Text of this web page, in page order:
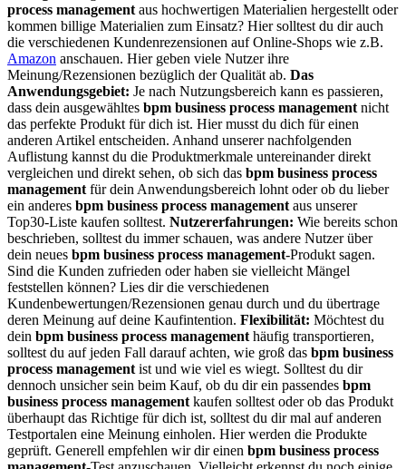
process management aus hochwertigen Materialien hergestellt oder
kommen billige Materialien zum Einsatz? Hier solltest du dir auch
die verschiedenen Kundenrezensionen auf Online-Shops wie z.B.
Amazon anschauen. Hier geben viele Nutzer ihre
Meinung/Rezensionen bezüglich der Qualität ab. Das
Anwendungsgebiet: Je nach Nutzungsbereich kann es passieren,
dass dein ausgewähltes bpm business process management nicht
das perfekte Produkt für dich ist. Hier musst du dich für einen
anderen Artikel entscheiden. Anhand unserer nachfolgenden
Auflistung kannst du die Produktmerkmale untereinander direkt
vergleichen und direkt sehen, ob sich das bpm business process
management für dein Anwendungsbereich lohnt oder ob du lieber
ein anderes bpm business process management aus unserer
Top30-Liste kaufen solltest. Nutzererfahrungen: Wie bereits schon
beschrieben, solltest du immer schauen, was andere Nutzer über
dein neues bpm business process management-Produkt sagen.
Sind die Kunden zufrieden oder haben sie vielleicht Mängel
feststellen können? Lies dir die verschiedenen
Kundenbewertungen/Rezensionen genau durch und du übertrage
deren Meinung auf deine Kaufintention. Flexibilität: Möchtest du
dein bpm business process management häufig transportieren,
solltest du auf jeden Fall darauf achten, wie groß das bpm business
process management ist und wie viel es wiegt. Solltest du dir
dennoch unsicher sein beim Kauf, ob du dir ein passendes bpm
business process management kaufen solltest oder ob das Produkt
überhaupt das Richtige für dich ist, solltest du dir mal auf anderen
Testportalen eine Meinung einholen. Hier werden die Produkte
geprüft. Generell empfehlen wir dir einen bpm business process